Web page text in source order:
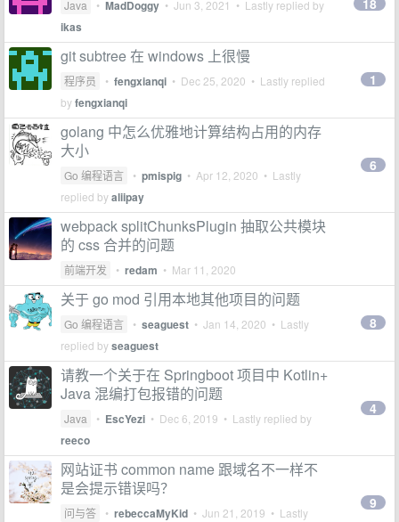
Java • MadDoggy • Jun 3, 2021 • Lastly replied by
ikas
18
git subtree 在 windows 上很慢
程序员 • fengxianqi • Dec 25, 2020 • Lastly replied
byfengxianqi
1
golang 中怎么优雅地计算结构占用的内存
大小
Go 编程语言 • pmispig • Apr 12, 2020 • Lastly
replied byaliipay
6
webpack splitChunksPlugin 抽取公共模块
的 css 合并的问题
前端开发 • redam • Mar 11, 2020
关于 go mod 引用本地其他项目的问题
Go 编程语言 • seaguest • Jan 14, 2020 • Lastly
replied byseaguest
8
请教一个关于在 Springboot 项目中 Kotlin+
Java 混编打包报错的问题
Java • EscYezi • Dec 6, 2019 • Lastly replied by
reeco
4
网站证书 common name 跟域名不一样不
是会提示错误吗？
问与答 • rebeccaMyKid • Jun 21, 2019 • Lastly
9